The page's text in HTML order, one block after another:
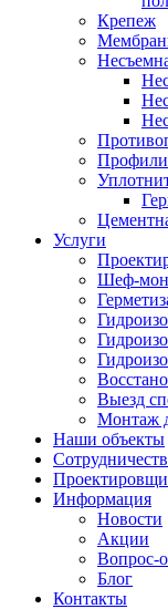
Крепеж
Услуги
Шеф-
Выезд
Монтаж
Наши объекты
Информация
Новости
Акции
Вопрос-
Блог
Контакты